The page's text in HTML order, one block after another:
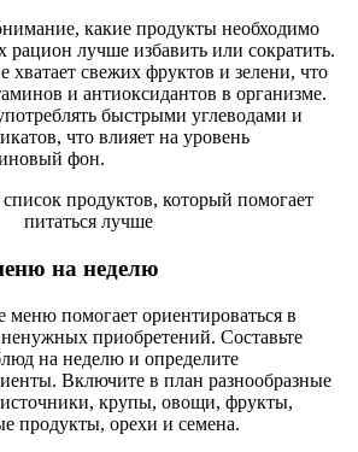
какие продукты необходимо
рацион лучше избавить или сократить.
свежих фруктов и зелени, что
и антиоксидантов в организме.
быстрыми углеводами и
что влияет на уровень
фон.
на неделю
меню помогает ориентироваться в
приобретений. Составьте
на неделю и определите
Включите в план разнообразные
крупы, овощи, фрукты,
продукты, орехи и семена.